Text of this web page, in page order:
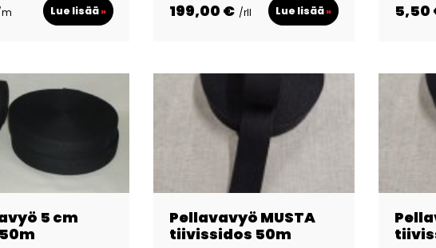
Lue lisää» 199,00 € /rll Lue lisää» 5,50
5 cm
Pellavavyö MUSTA
tiivissidos 50m